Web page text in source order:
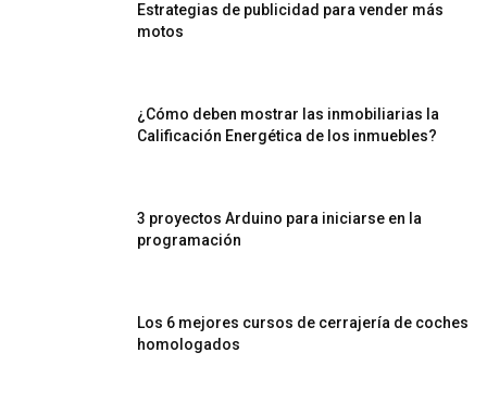
Estrategias de publicidad para vender más
motos
¿Cómo deben mostrar las inmobiliarias la
Calificación Energética de los inmuebles?
3 proyectos Arduino para iniciarse en la
programación
Los 6 mejores cursos de cerrajería de coches
homologados